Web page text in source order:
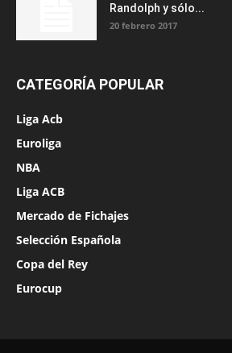
Randolph y sólo...
20 febrero 2017
CATEGORÍA POPULAR
Liga Acb
Euroliga
NBA
Liga ACB
Mercado de Fichajes
Selección Española
Copa del Rey
Eurocup